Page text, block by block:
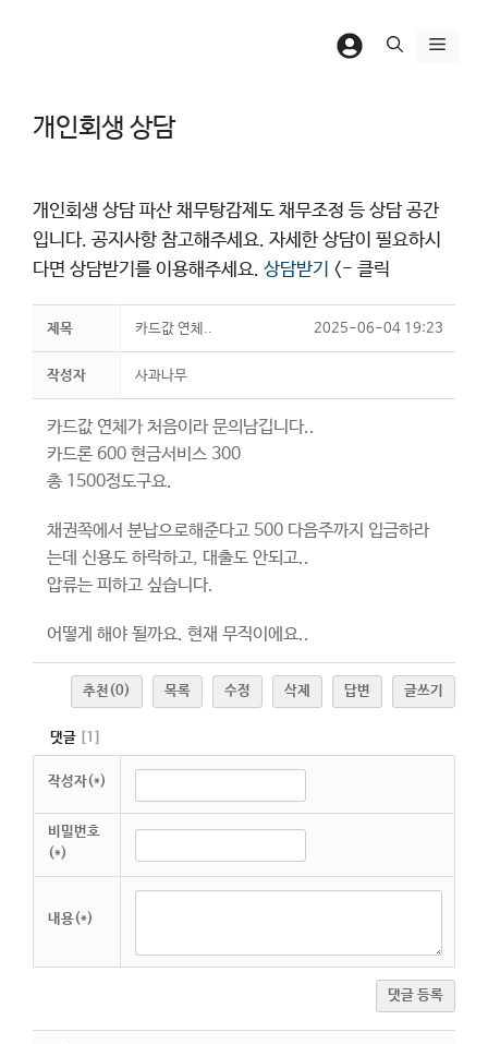
메
개인회생 상담
개인회생 상담 파산 채무탕감제도 채무조정 등 상담 공간
입니다. 공지사항 참고해주세요. 자세한 상담이 필요하시
다면 상담받기를 이용해주세요. 상담받기 <- 클릭
제목 카드값 연체.. 2025-06-04 19:23
작성자 사과나무
카드값 연체가 처음이라 문의남깁니다..
카드론 600 현금서비스 300
총 1500정도구요.
채권쪽에서 분납으로해준다고 500 다음주까지 입금하라
는데 신용도 하락하고, 대출도 안되고..
압류는 피하고 싶습니다.
어떻게 해야 될까요. 현재 무직이에요..
추천 (0) 목록 수정 삭제 답변 글쓰기
댓글 [1 ]
작성자(*)
비밀번호
(*)
내용(*)
댓글 등록